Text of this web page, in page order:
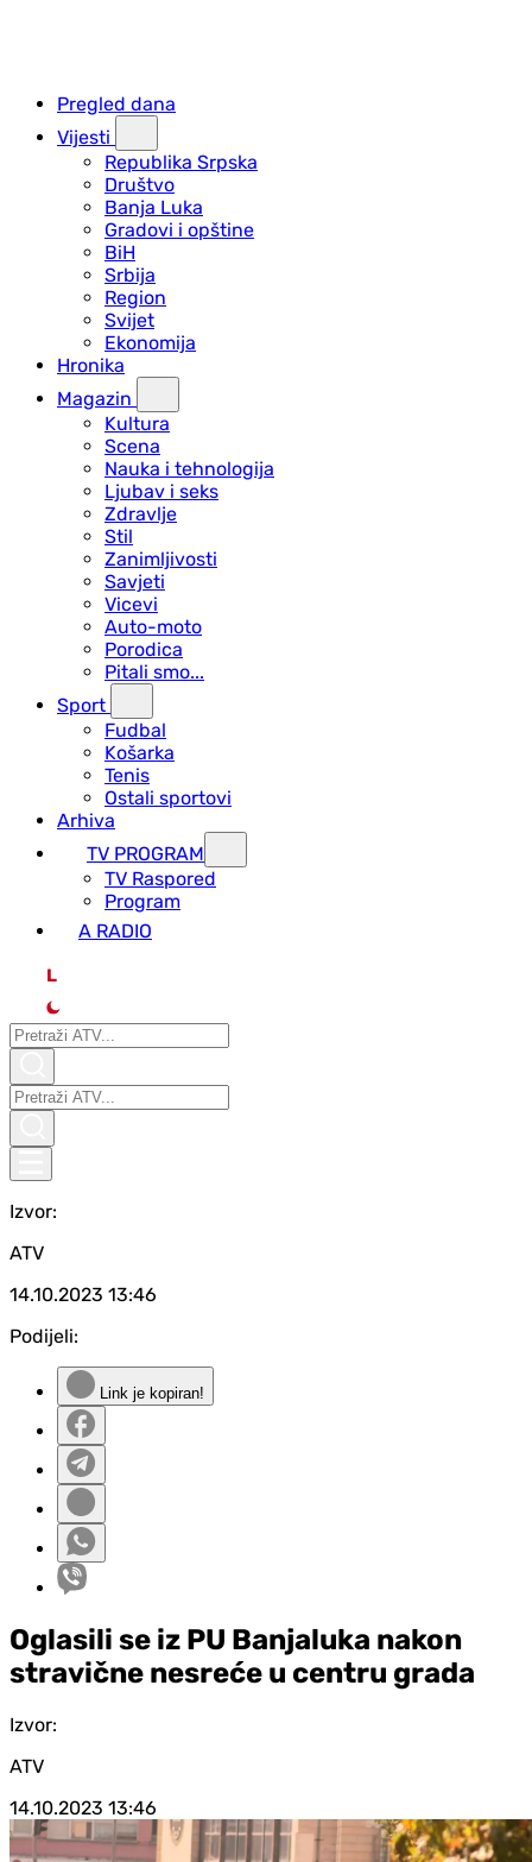
Pregled dana
Vijesti
Republika Srpska
Društvo
Banja Luka
Gradovi i opštine
BiH
Srbija
Region
Svijet
Ekonomija
Hronika
Magazin
Kultura
Scena
Nauka i tehnologija
Ljubav i seks
Zdravlje
Stil
Zanimljivosti
Savjeti
Vicevi
Auto-moto
Porodica
Pitali smo...
Sport
Fudbal
Košarka
Tenis
Ostali sportovi
Arhiva
TV PROGRAM
ТV Raspored
Program
A RADIO
L
Izvor:
ATV
14.10.2023 13:46
Podijeli:
Link je kopiran!
Oglasili se iz PU Banjaluka nakon
stravične nesreće u centru grada
Izvor:
ATV
14.10.2023 13:46